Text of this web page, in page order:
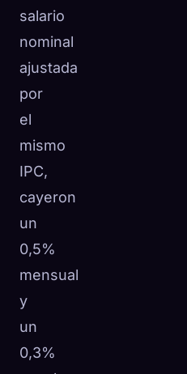
salario
nominal
ajustada
por
el
mismo
IPC,
cayeron
un
0,5%
mensual
y
un
0,3%